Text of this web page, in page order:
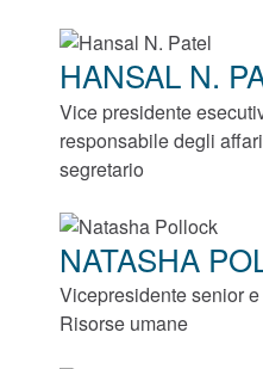
Cuscinetti ad
HANSAL N.
Vice presidente
responsabile degli
segretario
NATASHA
Vicepresidente senior
Risorse umane